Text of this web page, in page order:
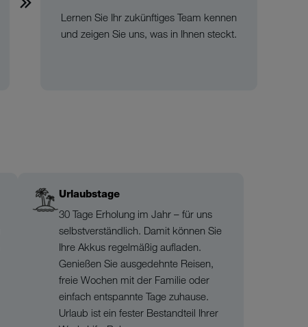
Lernen Sie Ihr zukünftiges Team kennen
und zeigen Sie uns, was in Ihnen steckt.
Urlaubstage
30 Tage Erholung im Jahr – für uns
selbstverständlich. Damit können Sie
Ihre Akkus regelmäßig aufladen.
Genießen Sie ausgedehnte Reisen,
freie Wochen mit der Familie oder
einfach entspannte Tage zuhause.
Urlaub ist ein fester Bestandteil Ihrer